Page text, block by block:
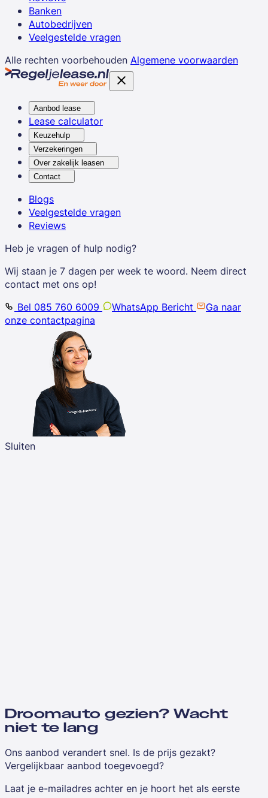
Banken
Autobedrijven
Veelgestelde vragen
Alle rechten voorbehouden Algemene voorwaarden
Aanbod lease
Lease calculator
Keuzehulp
Verzekeringen
Over zakelijk leasen
Contact
Blogs
Veelgestelde vragen
Reviews
Heb je vragen of hulp nodig?
Wij staan je 7 dagen per week te woord. Neem direct
contact met ons op!
Bel 085 760 6009
WhatsApp Bericht
Ga naar
onze contactpagina
Sluiten
Droomauto gezien? Wacht
niet te lang
Ons aanbod verandert snel. Is de prijs gezakt?
Vergelijkbaar aanbod toegevoegd?
Laat je e-mailadres achter en je hoort het als eerste